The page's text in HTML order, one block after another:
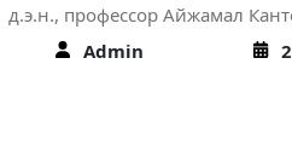
д.э.н., профессор Айжамал
Admin